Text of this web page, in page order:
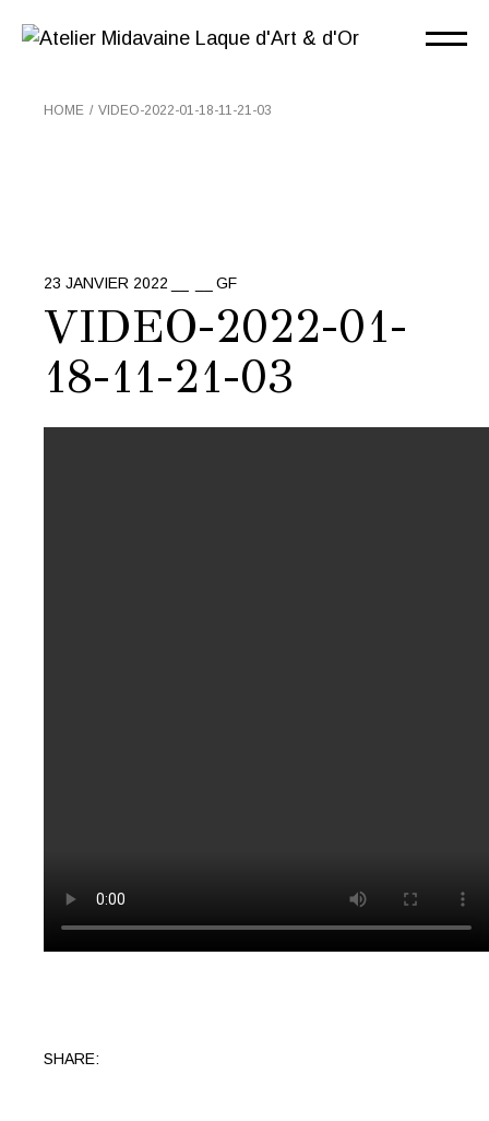
the
HOME VIDEO-2022-01-18-11-21-03
23 JANVIER 2022 GF
VIDEO-2022-01-
18-11-21-03
SHARE: